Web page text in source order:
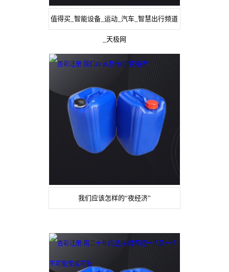
值得买_智能设备_运动_汽车_智慧出行频道
_天极网
我们应该怎样的“夜经济”